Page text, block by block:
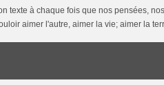
texte à chaque fois que nos pensées,
aimer l'autre, aimer la vie; aimer la